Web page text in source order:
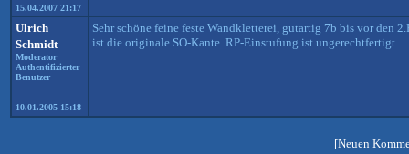
15.04.2007 21:17
Ulrich
Schmidt
Moderator
Authentifizierter
Benutzer
10.01.2005 15:18
Sehr schöne feine feste Wandkletterei, gutartig 7b bis vor den
ist die originale SO-Kante. RP-Einstufung ist ungerechtfertigt.
[Neuen